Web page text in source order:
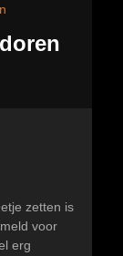
zetten is
voor
erg